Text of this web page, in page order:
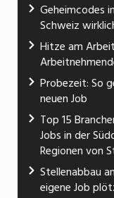
Geheimcodes
Schweiz
Hitze am
Probezeit: So
neuen Job
Top 15
Jobs in der
Regionen von
Stellenabbau
eigene Job